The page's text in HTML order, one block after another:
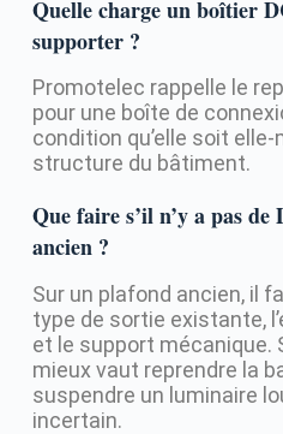
Quelle charge un boîtier
supporter ?
Promotelec rappelle le
pour une boîte de
condition qu’elle soit
structure du bâtiment.
Que faire s’il n’y a pas
ancien ?
Sur un plafond ancien, il
type de sortie existante,
et le support mécanique.
mieux vaut reprendre la
suspendre un luminaire
incertain.